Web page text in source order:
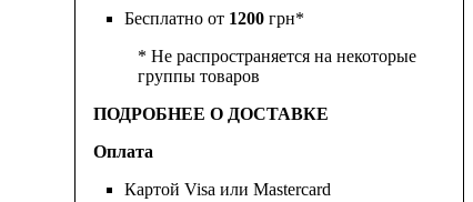
Бесплатно от 1200 грн*
* Не распространяется на некоторые
группы товаров
ПОДРОБНЕЕ О ДОСТАВКЕ
Оплата
Картой Visa или Mastercard